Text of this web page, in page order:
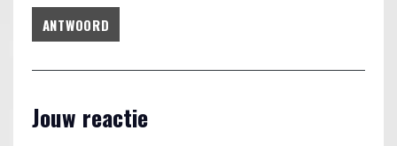
ANTWOORD
Jouw reactie